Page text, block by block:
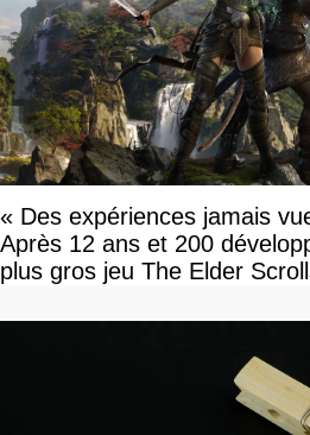
« Des expériences jamais
Après 12 ans et 200
plus gros jeu The Elder